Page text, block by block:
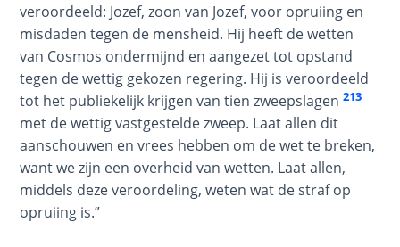
Dr. Luke:
Healing
the
Breaches
- Book 7
Dr. Luke:
Healing
the
Breaches
- Book 8
veroordeeld: Jozef, zoon van Jozef, voor opruiing en
misdaden tegen de mensheid. Hij heeft de wetten
van Cosmos ondermijnd en aangezet tot opstand
tegen de wettig gekozen regering. Hij is veroordeeld
tot het publiekelijk krijgen van tien zweepslagen213
met de wettig vastgestelde zweep. Laat allen dit
aanschouwen en vrees hebben om de wet te breken,
want we zijn een overheid van wetten. Laat allen,
middels deze veroordeling, weten wat de straf op
opruiing is.”